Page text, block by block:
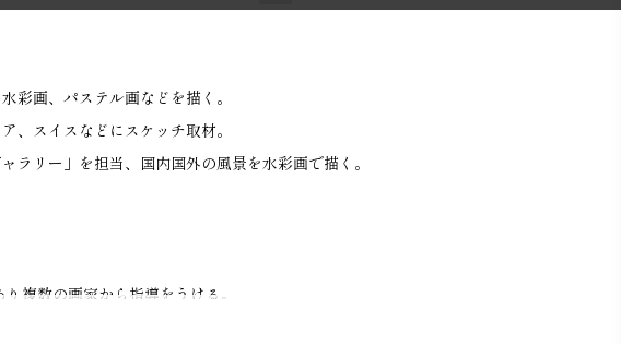
彩画、パステル画などを描く。
、スイスなどにスケッチ取材。
ラリー」を担当、国内国外の風景を水彩画で描く。
複数の画家から指導をうける。
スケッチ旅行。